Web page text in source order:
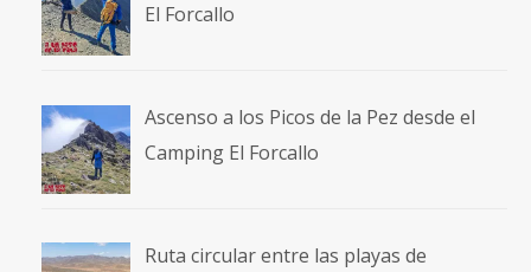
El Forcallo
Ascenso a los Picos de la Pez desde el
Camping El Forcallo
Ruta circular entre las playas de